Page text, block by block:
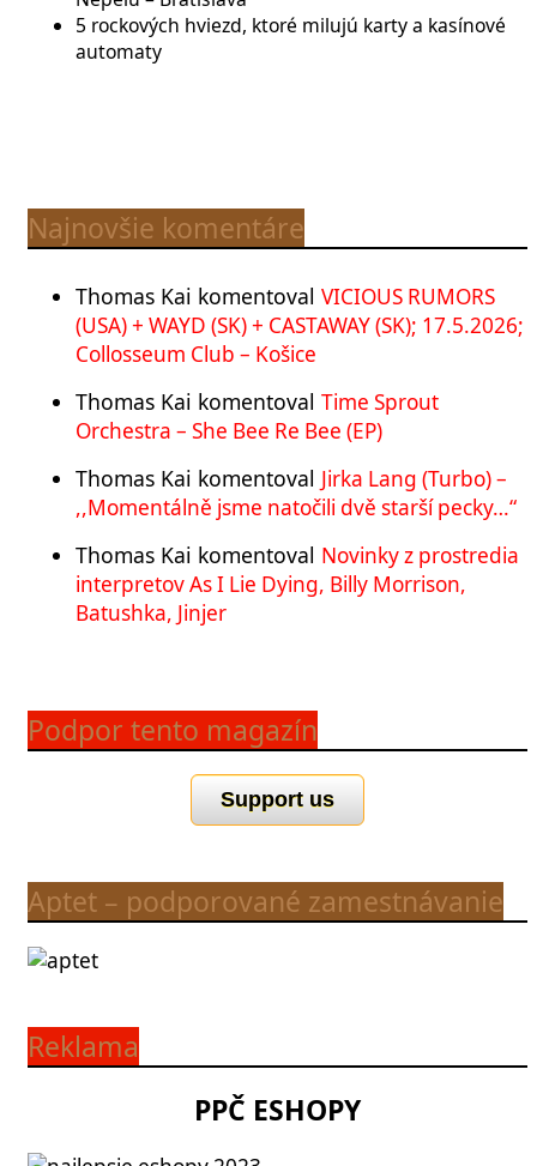
5 rockových hviezd, ktoré milujú karty a kasínové
automaty
Najnovšie komentáre
Thomas Kai komentoval VICIOUS RUMORS
(USA) + WAYD (SK) + CASTAWAY (SK); 17.5.2026;
Collosseum Club – Košice
Thomas Kai komentoval Time Sprout
Orchestra – She Bee Re Bee (EP)
Thomas Kai komentoval Jirka Lang (Turbo) –
,,Momentálně jsme natočili dvě starší pecky…“
Thomas Kai komentoval Novinky z prostredia
interpretov As I Lie Dying, Billy Morrison,
Batushka, Jinjer
Podpor tento magazín
Support us
Aptet – podporované zamestnávanie
Reklama
PPČ ESHOPY